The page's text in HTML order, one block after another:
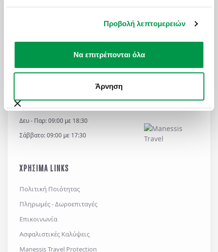
Προβολή λεπτομερειών
Να επιτρέπονται όλα
Άρνηση
μοντέρνα καφέ και μουσεία.
την πόλη.
ΜΟΝΑΧΟ
ΩΡΕΣ ΛΕΙΤΟΥΡΓΙΑΣ
Δευ - Παρ: 09:00 με 18:30
Σάββατο: 09:00 με 17:30
ΧΡΗΣΙΜΑ LINKS
Πολιτική Ποιότητας
Πληρωμές - Δωροεπιταγές
Επικοινωνία
Ασφαλιστικές Καλύψεις
Manessis Travel Protection